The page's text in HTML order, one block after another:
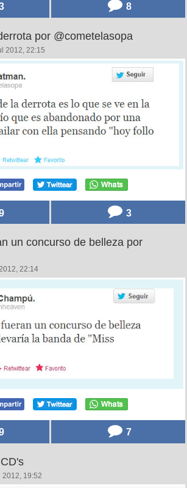
8
por @cometelasopa
2012, 22:15
3
un concurso de belleza por
22:14
7
19:52